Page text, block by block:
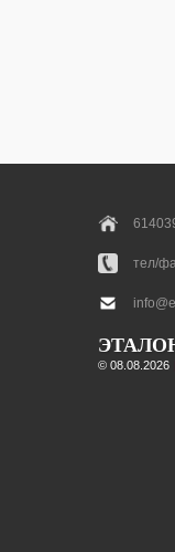
тел/
© 08.08.2026